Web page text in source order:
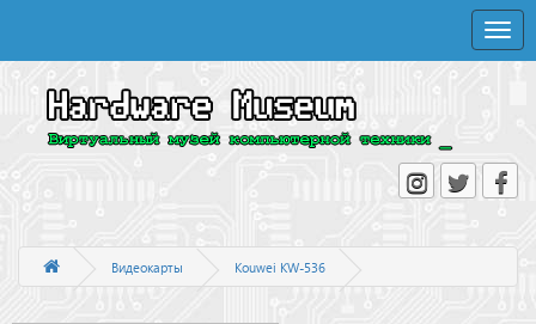
Toggle
Видеокарты Kouwei KW-536